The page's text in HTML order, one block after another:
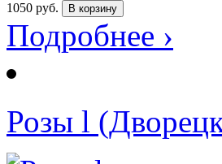
1050 руб. В корзину
Подробнее ›
Розы l